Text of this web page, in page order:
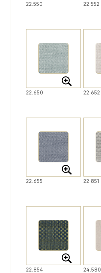
22.550 22.552
22.650 22.652
22.655 22.851
22.854 24.580